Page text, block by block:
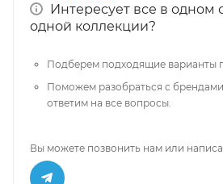
Интересует все в одном
одной коллекции?
Подберем подходящие варианты
Поможем разобраться с
ответим на все вопросы.
Вы можете позвонить нам или